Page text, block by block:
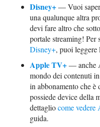
Disney+— Vuoi
una qualunque altra
devi fare altro che
portale streaming!
Disney+, puoi leggere
Apple TV+— anche
mondo dei contenuti
in abbonamento che
possiede device della
dettagliocome
guida.